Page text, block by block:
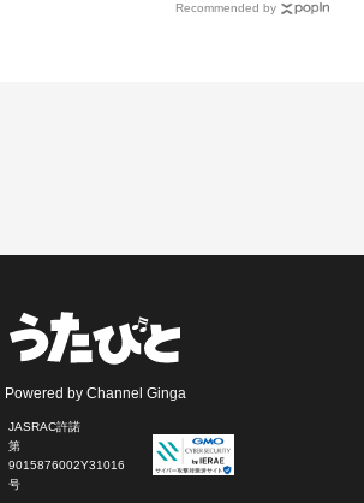
Recommended by
Powered by Channel Ginga
JASRAC許諾
第
9015876002Y31016
号